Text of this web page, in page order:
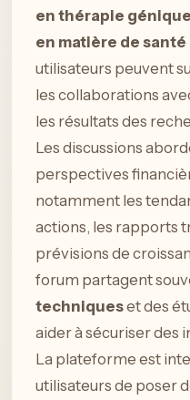
en thérapie génique
en matière de santé
utilisateurs peuvent
les collaborations
les résultats des
Les discussions
perspectives
notamment les
actions, les rapports
prévisions de
forum partagent
techniqueset des
aider à sécuriser des
La plateforme est
utilisateurs de poser